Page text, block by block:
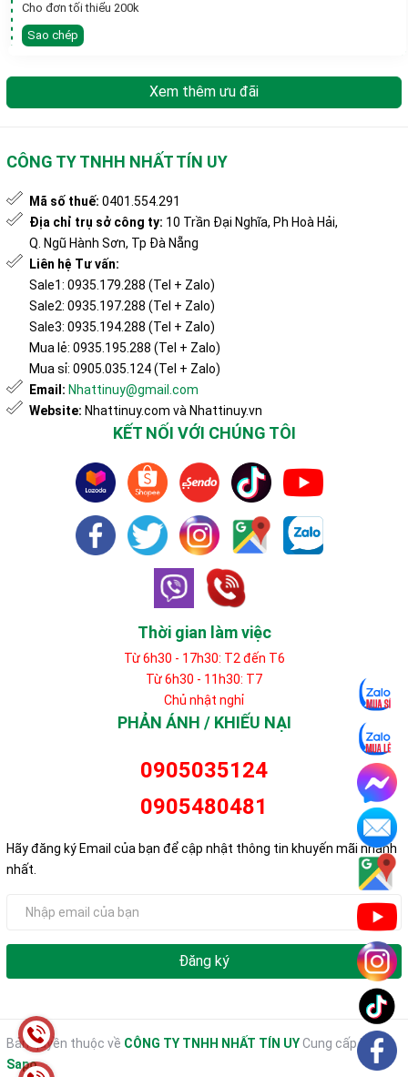
Cho đơn tối thiểu 200k
Sao chép
Xem thêm ưu đãi
CÔNG TY TNHH NHẤT TÍN UY
Mã số thuế: 0401.554.291
Địa chỉ trụ sở công ty: 10 Trần Đại Nghĩa, Ph Hoà Hải,
Q. Ngũ Hành Sơn, Tp Đà Nẵng
Liên hệ Tư vấn:
Sale1: 0935.179.288 (Tel + Zalo)
Sale2: 0935.197.288 (Tel + Zalo)
Sale3: 0935.194.288 (Tel + Zalo)
Mua lẻ: 0935.195.288 (Tel + Zalo)
Mua sỉ: 0905.035.124 (Tel + Zalo)
Email: Nhattinuy@gmail.com
Website: Nhattinuy.com và Nhattinuy.vn
KẾT NỐI VỚI CHÚNG TÔI
Thời gian làm việc
Từ 6h30 - 17h30: T2 đến T6
Từ 6h30 - 11h30: T7
Chủ nhật nghỉ
PHẢN ÁNH / KHIẾU NẠI
0905035124
0905480481
Hãy đăng ký Email của bạn để cập nhật thông tin khuyến mãi nhanh
nhất.
Đăng ký
Bản quyền thuộc về CÔNG TY TNHH NHẤT TÍN UYCung cấp bởi
Sapo